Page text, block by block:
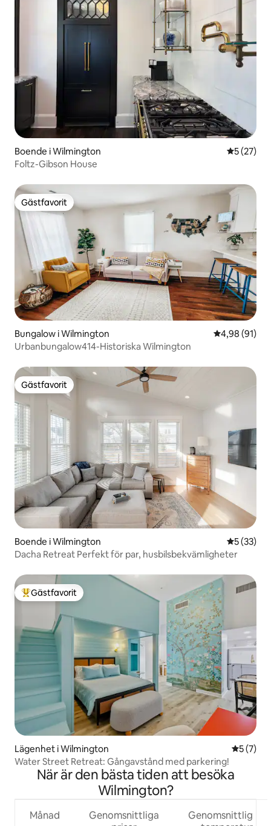
Boende i Wilmington 5 av 5 i
5 (27)
Foltz-Gibson House
Gästfavorit
Gästfavorit
Bungalow i Wilmington 4,98 av 5 i
4,98 (91)
Urbanbungalow414-Historiska Wilmington
Gästfavorit
Gästfavorit
Boende i Wilmington 5 av 5 i
5 (33)
Dacha Retreat Perfekt för par, husbilsbekvämligheter
Populär gästfavorit
Gästfavorit
Lägenhet i Wilmington 5 av 5 i
5 (7)
Water Street Retreat: Gångavstånd med parkering!
När är den bästa tiden att besöka
Wilmington?
Månad
Genomsnittliga
Genomsnittlig